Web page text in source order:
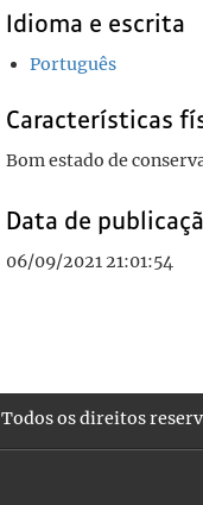
Idioma e escrita
Português
Características
Bom estado de
Data de
06/09/2021 21:01:54
os direitos